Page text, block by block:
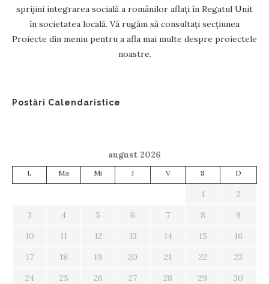
sprijini integrarea socială a românilor aflați în Regatul Unit
în societatea locală. Vă rugăm să consultați secțiunea
Proiecte din meniu pentru a afla mai multe despre proiectele
noastre.
Postări Calendaristice
august 2026
L Ma Mi J V S D
1
2
3
4 5 6 7 8
9
10
11 12 13 14 15
16
17
18 19 20 21 22
23
24
25 26 27 28 29
30